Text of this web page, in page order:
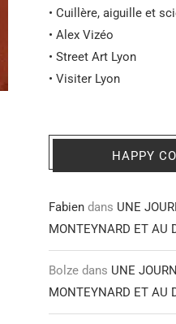
• Cuillère, aiguille et
• Alex Vizéo
• Street Art Lyon
• Visiter Lyon
HAPPY
Fabien dans UNE
MONTEYNARD ET AU
Bolze dans UNE
MONTEYNARD ET AU